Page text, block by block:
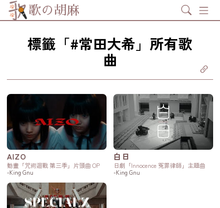
歌の胡麻 Search
標籤「#常田大希」所有歌
曲
AIZO
動畫「咒術迴戰 第三季」片頭曲 OP
-King Gnu
白日
日劇「Innocence 冤罪律師」主題曲
-King Gnu